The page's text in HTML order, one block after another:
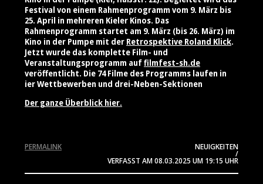
Festival von einem Rahmenprogramm vom 9. März bis
25. April in mehreren Kieler Kinos. Das
Rahmenprogramm startet am 9. März (bis 26. März) im
Kino in der Pumpe mit der Retrospektive Roland Klick.
Jetzt wurde das komplette Film- und
Veranstaltungsprogramm auffilmfest-sh.de
veröffentlicht. Die 74 Filme des Programms laufen in
ier Wettbewerben und drei-Neben-Sektionen
Der ganze Überblick hier.
NEUIGKEITEN
/
VERFASST AM08.03.2025 UM 19:15 UHR
PERMALINK